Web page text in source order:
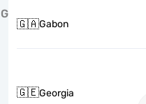
G
🇬🇦Gabon
🇬🇪Georgia